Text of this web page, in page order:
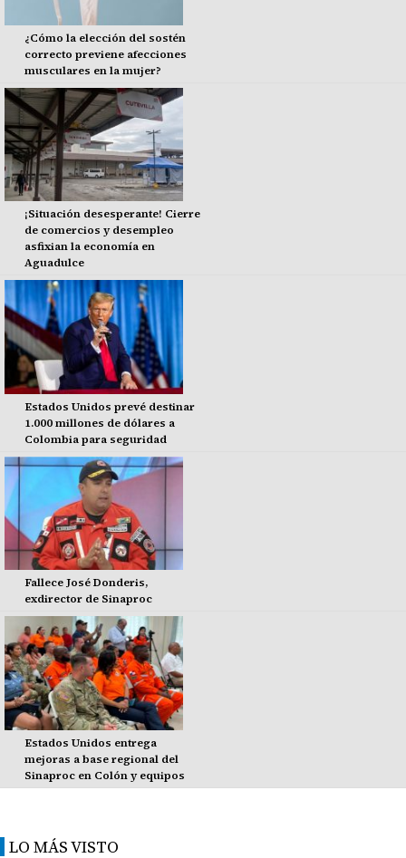
¿Cómo la elección del sostén
correcto previene afecciones
musculares en la mujer?
¡Situación desesperante! Cierre
de comercios y desempleo
asfixian la economía en
Aguadulce
Estados Unidos prevé destinar
1.000 millones de dólares a
Colombia para seguridad
Fallece José Donderis,
exdirector de Sinaproc
Estados Unidos entrega
mejoras a base regional del
Sinaproc en Colón y equipos
LO MÁS VISTO